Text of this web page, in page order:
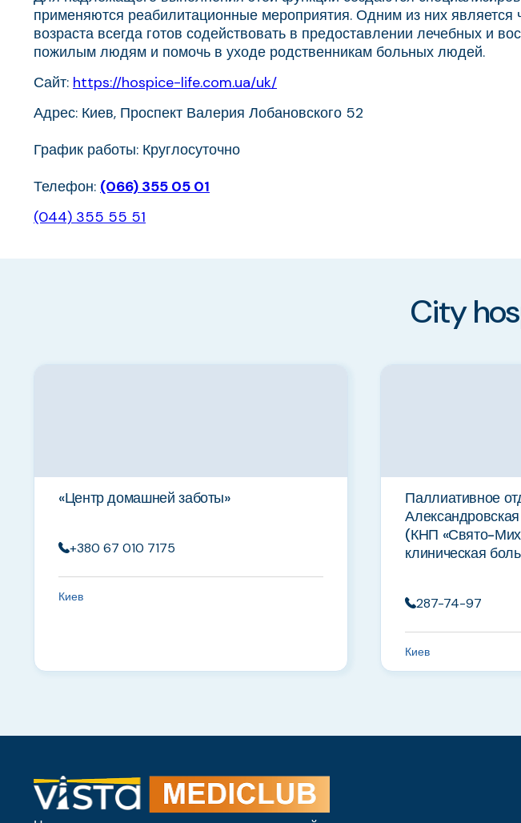
применяются реабилитационные мероприятия. Одним из них
возраста всегда готов содействовать в предоставлении лечебных и
пожилым людям и помочь в уходе родственникам больных людей.
Сайт: https://hospice-life.com.ua/uk/
Адрес: Киев, Проспект Валерия Лобановского 52
График работы: Круглосуточно
Телефон: (066) 355 05 01
(044) 355 55 51
City
«Центр домашней заботы»
+380 67 010 7175
Киев
Паллиативное
(КНП «Свято-
клиническая
287-74-97
Киев